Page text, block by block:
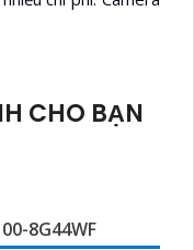
Giá Rẻ là địa chỉ tin